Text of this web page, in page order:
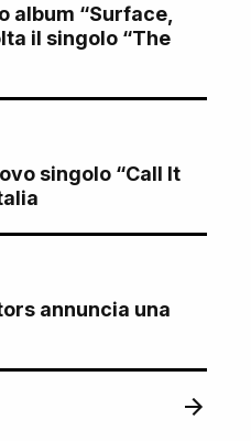
album “Surface,
il singolo “The
singolo “Call It
annuncia una